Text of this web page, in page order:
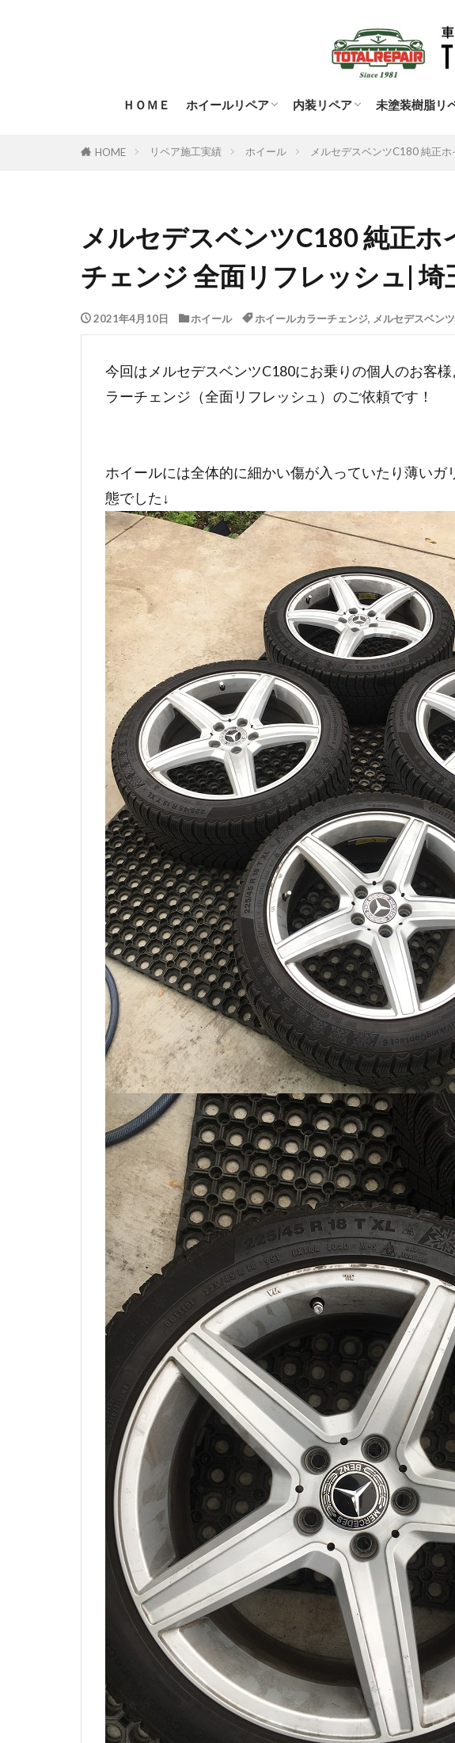
ＨＯＭＥ ホイールリペア 内装リペア 未塗装樹脂リ
HOME リペア施工実績 ホイール メルセデスベンツC180 純正
メルセデスベンツC180 純正ホ
チェンジ 全面リフレッシュ| 埼
2021年4月10日 ホイール ホイールカラーチェンジ, メルセデスベンツ
今回はメルセデスベンツC180にお乗りの個人のお客
ラーチェンジ（全面リフレッシュ）のご依頼です！
ホイールには全体的に細かい傷が入っていたり薄いガ
態でした↓